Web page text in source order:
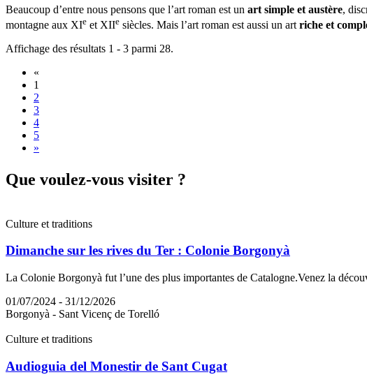
Beaucoup d’entre nous pensons que l’art roman est un art simple et austère,
montagne aux XIe et XIIe siècles. Mais l’art roman est aussi un art riche et
Affichage des résultats 1 - 3 parmi 28.
«
1
2
3
4
5
»
Que voulez-vous visiter ?
Culture et traditions
Dimanche sur les rives du Ter : Colonie Borgonyà
La Colonie Borgonyà fut l’une des plus importantes de Catalogne.Venez la
01/07/2024 - 31/12/2026
Borgonyà - Sant Vicenç de Torelló
Culture et traditions
Audioguia del Monestir de Sant Cugat